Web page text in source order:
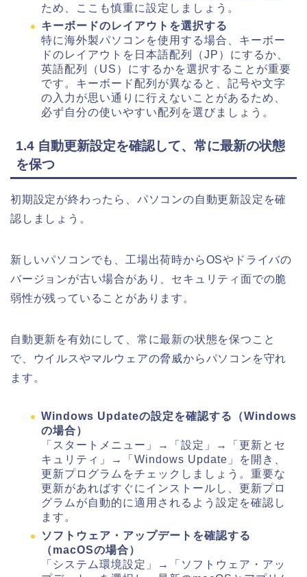
ため、ここも慎重に設定しましょう。
キーボードのレイアウトを選択する
特に海外製パソコンを使用する場合、キーボー
ドのレイアウトを日本語配列（JP）にするか、
英語配列（US）にするかを選択することが重要
です。キーボード配列が異なると、記号や文字
の入力が思い通りに行えないことがあるため、
必ず自分の使いやすい配列を選びましょう。
1.4 自動更新設定を確認して、常に最新の状態
を保つ
初期設定が終わったら、パソコンの自動更新設定を確
認しましょう。
新しいパソコンでも、工場出荷時からOSやドライバの
バージョンが古い場合があり、セキュリティ面での脆
弱性が残っていることがあります。
自動更新を有効にして、常に最新の状態を保つこと
で、ウイルスやマルウェアの脅威からパソコンを守れ
ます。
Windows Updateの設定を確認する（Windows
の場合）
「スタートメニュー」→「設定」→「更新とセ
キュリティ」→「Windows Update」を開き、
更新プログラムをチェックしましょう。重要な
更新があればすぐにインストールし、更新プロ
グラムが自動的に適用されるよう設定を確認し
ます。
ソフトウェア・アップデートを確認する
（macOSの場合）
「システム環境設定」→「ソフトウェア・アッ